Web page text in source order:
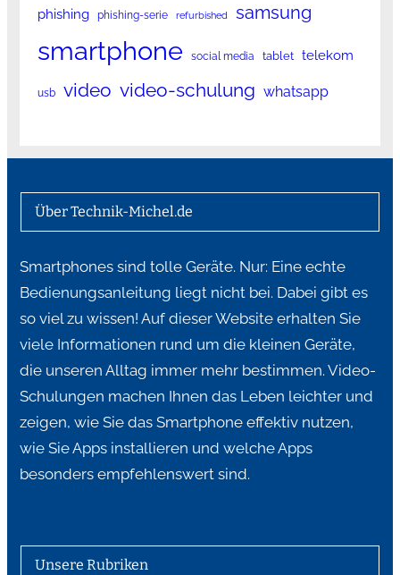
phishing phishing-serie refurbished samsung
smartphone social media tablet telekom
usb video video-schulung whatsapp
Über Technik-Michel.de
Smartphones sind tolle Geräte. Nur: Eine echte
Bedienungsanleitung liegt nicht bei. Dabei gibt es
so viel zu wissen! Auf dieser Website erhalten Sie
viele Informationen rund um die kleinen Geräte,
die unseren Alltag immer mehr bestimmen. Video-
Schulungen machen Ihnen das Leben leichter und
zeigen, wie Sie das Smartphone effektiv nutzen,
wie Sie Apps installieren und welche Apps
besonders empfehlenswert sind.
Unsere Rubriken